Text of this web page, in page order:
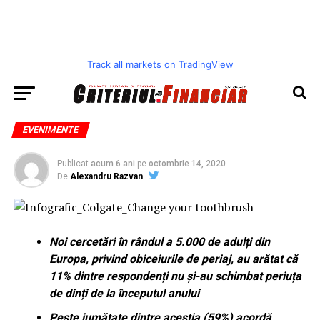
Track all markets on TradingView
EVENIMENTE
Publicat acum 6 ani pe octombrie 14, 2020
De Alexandru Razvan
Noi cercetări în rândul a 5.000 de adulți din
Europa, privind obiceiurile de periaj, au arătat că
11% dintre respondenți nu și-au schimbat periuța
de dinți de la începutul anului